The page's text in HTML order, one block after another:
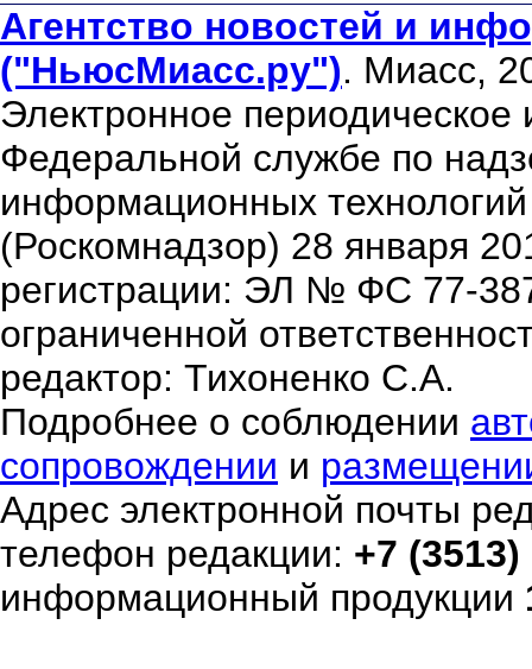
Агентство новостей и
("НьюсМиасс.ру"). Миасс,
Электронное периодическое
Федеральной службе по
информационных
(Роскомнадзор) 28 января
регистрации: ЭЛ № ФС 77-
ограниченной
редактор: Тихоненко С.А.
Подробнее о соблюдении
сопровождении и
Адрес электронной почты
телефон редакции: +7
информационный продукции